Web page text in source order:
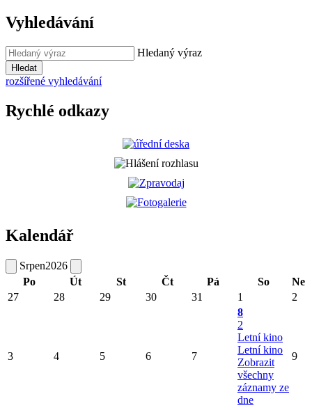
Vyhledávání
Hledaný výraz
Hledat
rozšířené vyhledávání
Rychlé odkazy
Kalendář
Srpen2026
Po
Út St Čt Pá So
Ne
27
28 29 30 31 1 2
3 4 5 6 7
8
2
Letní kino
Letní kino
Zobrazit
všechny
záznamy ze
dne
9